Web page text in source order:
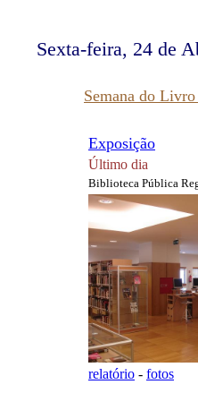
Sexta-feira, 24 de
Semana do
Exposição
Último dia
Biblioteca Pública
relatório - fotos